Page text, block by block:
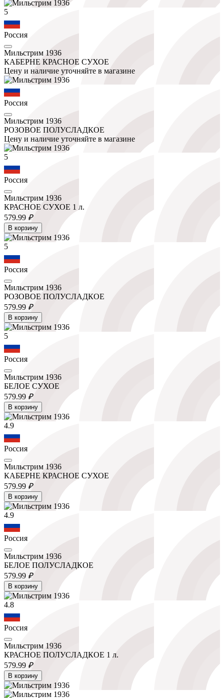
5
Россия
Мильстрим 1936
КАБЕРНЕ КРАСНОЕ СУХОЕ
Цену и наличие уточняйте в магазине
Россия
Мильстрим 1936
РОЗОВОЕ ПОЛУСЛАДКОЕ
Цену и наличие уточняйте в магазине
5
Россия
Мильстрим 1936
КРАСНОЕ СУХОЕ 1 л.
579.99 ₽
В корзину
5
Россия
Мильстрим 1936
РОЗОВОЕ ПОЛУСЛАДКОЕ
579.99 ₽
В корзину
5
Россия
Мильстрим 1936
БЕЛОЕ СУХОЕ
579.99 ₽
В корзину
4.9
Россия
Мильстрим 1936
КАБЕРНЕ КРАСНОЕ СУХОЕ
579.99 ₽
В корзину
4.9
Россия
Мильстрим 1936
БЕЛОЕ ПОЛУСЛАДКОЕ
579.99 ₽
В корзину
4.8
Россия
Мильстрим 1936
КРАСНОЕ ПОЛУСЛАДКОЕ 1 л.
579.99 ₽
В корзину